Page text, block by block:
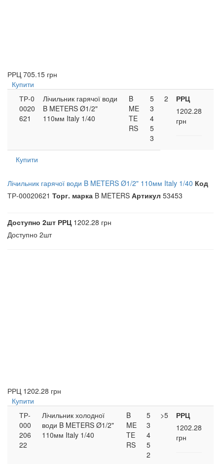
РРЦ 705.15 грн
Купити
ТР-0
0020
621
Лічильник гарячої води
B METERS Ø1/2"
110мм Italy 1/40
B
ME
TE
RS
5
3
4
5
3
2
РРЦ
1202.28
грн
Купити
Лічильник гарячої води B METERS Ø1/2" 110мм Italy 1/40 Код
ТР-00020621 Торг. марка B METERS Артикул 53453
Доступно 2шт РРЦ1202.28 грн
Доступно 2шт
РРЦ 1202.28 грн
Купити
ТР-
000
206
22
Лічильник холодної
води B METERS Ø1/2"
110мм Italy 1/40
B
ME
TE
RS
5
3
4
5
2
>5
РРЦ
1202.28
грн